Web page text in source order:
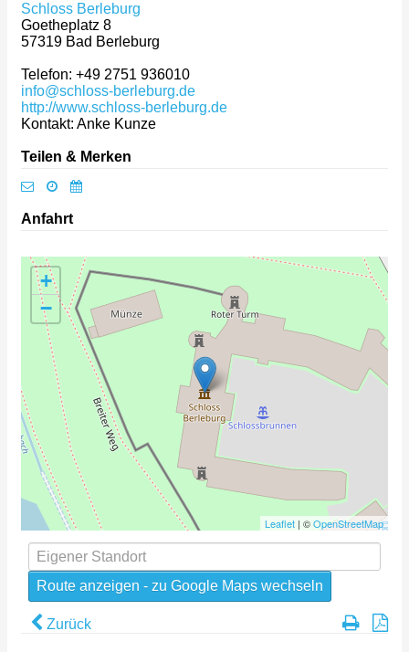
Schloss Berleburg
Goetheplatz 8
57319 Bad Berleburg
Telefon: +49 2751 936010
info@schloss-berleburg.de
http://www.schloss-berleburg.de
Kontakt: Anke Kunze
Teilen & Merken
Anfahrt
+
−
Leaflet | ©OpenStreetMap
Zurück